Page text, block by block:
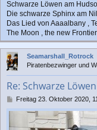
Schwarze Löwen am
Die schwarze Sphinx am
Das Lied von Aaaalbany ,
The Moon , the new
Seamarshall_Rotrock
Piratenbezwinger und
Re: Schwarze
B
e
t
Freitag 23. Oktober 2020,